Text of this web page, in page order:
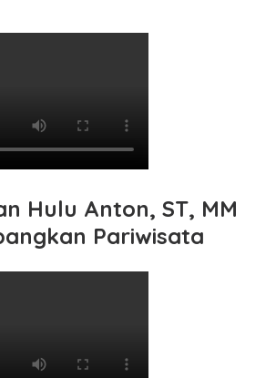
Hulu Anton, ST, MM
Pariwisata